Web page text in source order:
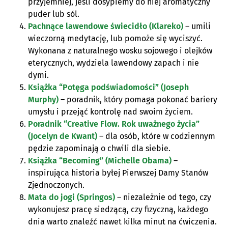
puder lub sól.
Pachnące lawendowe świecidło (Klareko) – umili
wieczorną medytację, lub pomoże się wyciszyć.
Wykonana z naturalnego wosku sojowego i olejków
eterycznych, wydziela lawendowy zapach i nie
dymi.
Książka “Potęga podświadomości” (Joseph
Murphy) – poradnik, który pomaga pokonać bariery
umysłu i przejąć kontrolę nad swoim życiem.
Poradnik “Creative Flow. Rok uważnego życia”
(Jocelyn de Kwant) – dla osób, które w codziennym
pędzie zapominają o chwili dla siebie.
Książka “Becoming” (Michelle Obama) –
inspirująca historia byłej Pierwszej Damy Stanów
Zjednoczonych.
Mata do jogi (Springos) – niezależnie od tego, czy
wykonujesz pracę siedzącą, czy fizyczną, każdego
dnia warto znaleźć nawet kilka minut na ćwiczenia.